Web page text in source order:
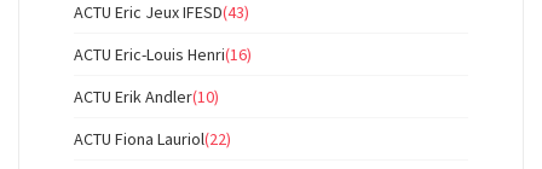
ACTU Eric Jeux IFESD(43)
ACTU Eric-Louis Henri(16)
ACTU Erik Andler(10)
ACTU Fiona Lauriol(22)